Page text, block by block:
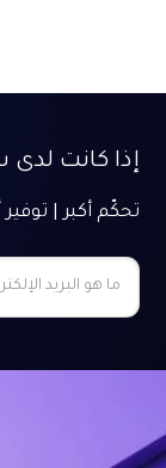
إذا كانت
تحكّم أكبر | توفير